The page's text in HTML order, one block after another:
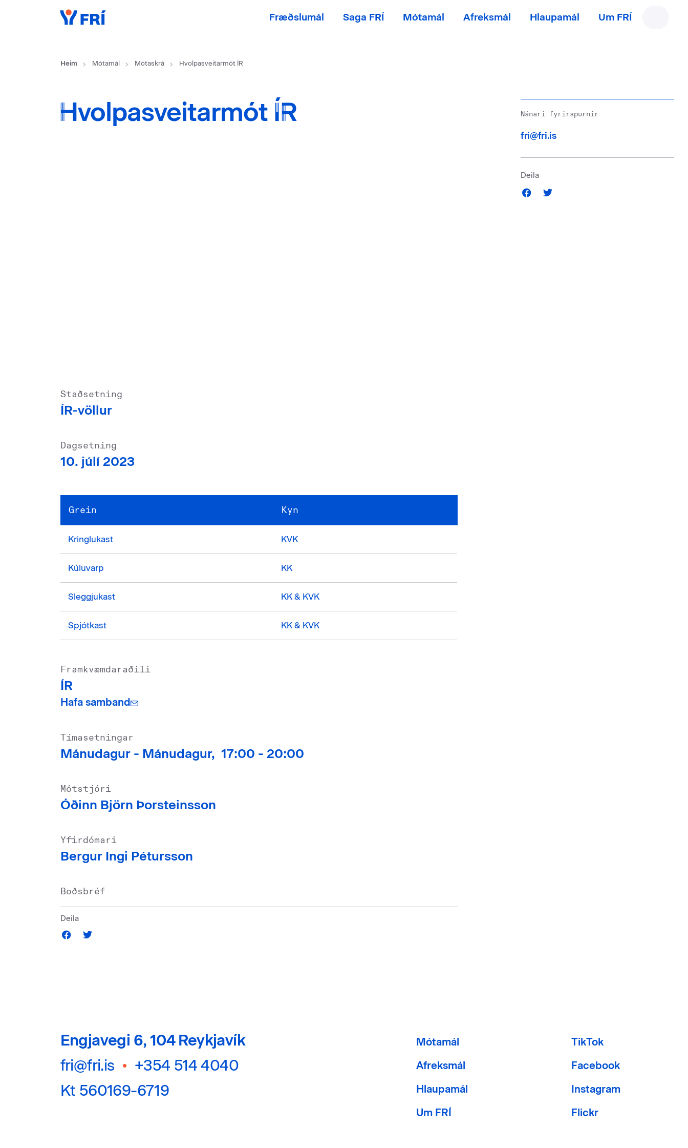
Fræðslumál Saga FRÍ Mótamál Afreksmál Hlaupamál Um FRÍ
Heim Mótamál Mótaskrá Hvolpasveitarmót ÍR
Hvolpasveitarmót ÍR
Staðsetning
ÍR-völlur
Dagsetning
10. júlí 2023
Grein Kyn
Kringlukast KVK
Kúluvarp KK
Sleggjukast KK & KVK
Spjótkast KK & KVK
Framkvæmdaraðili
ÍR
Hafa samband
Tímasetningar
Mánudagur - Mánudagur, 17:00 - 20:00
Mótstjóri
Óðinn Björn Þorsteinsson
Yfirdómari
Bergur Ingi Pétursson
Boðsbréf
Deila
Nánari fyrirspurnir
fri@fri.is
Deila
Engjavegi 6, 104 Reykjavík
fri@fri.is • +354 514 4040
Kt 560169-6719
Mótamál
Afreksmál
Hlaupamál
Um FRÍ
TikTok
Facebook
Instagram
Flickr